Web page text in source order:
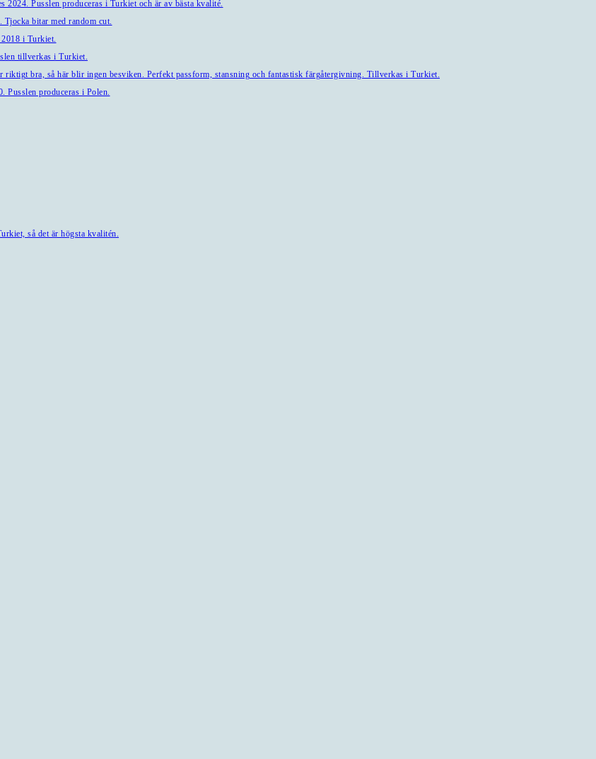
Pusslen produceras i Turkiet och är av bästa kvalité.
bitar med random cut.
2018 i Turkiet.
tillverkas i Turkiet.
riktigt bra, så här blir ingen besviken. Perfekt passform, stansning och fantastisk färgåtergivning. Tillverkas i Turkiet.
Pusslen produceras i Polen.
så det är högsta kvalitén.